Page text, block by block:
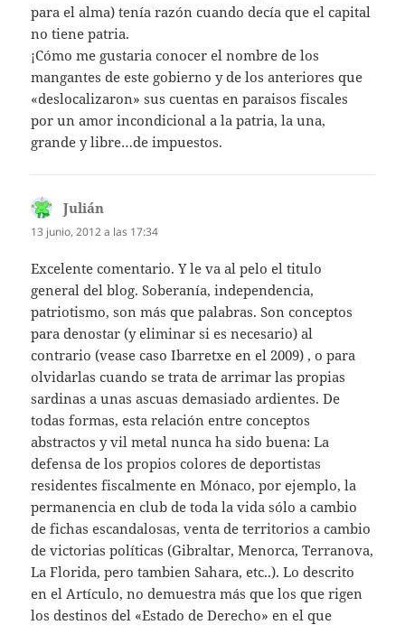
para el alma) tenía razón cuando decía que el capital
no tiene patria.
¡Cómo me gustaria conocer el nombre de los
mangantes de este gobierno y de los anteriores que
«deslocalizaron» sus cuentas en paraisos fiscales
por un amor incondicional a la patria, la una,
grande y libre…de impuestos.
Julián
13 junio, 2012 a las 17:34
Excelente comentario. Y le va al pelo el titulo
general del blog. Soberanía, independencia,
patriotismo, son más que palabras. Son conceptos
para denostar (y eliminar si es necesario) al
contrario (vease caso Ibarretxe en el 2009) , o para
olvidarlas cuando se trata de arrimar las propias
sardinas a unas ascuas demasiado ardientes. De
todas formas, esta relación entre conceptos
abstractos y vil metal nunca ha sido buena: La
defensa de los propios colores de deportistas
residentes fiscalmente en Mónaco, por ejemplo, la
permanencia en club de toda la vida sólo a cambio
de fichas escandalosas, venta de territorios a cambio
de victorias políticas (Gibraltar, Menorca, Terranova,
La Florida, pero tambien Sahara, etc..). Lo descrito
en el Artículo, no demuestra más que los que rigen
los destinos del «Estado de Derecho» en el que